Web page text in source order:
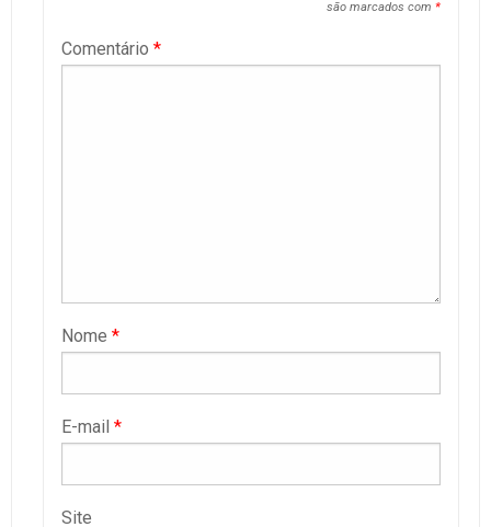
são marcados com *
Comentário *
Nome *
E-mail *
Site